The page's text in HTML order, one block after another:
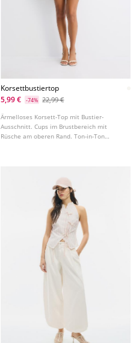
Korsettbustiertop
5,99 €
-74% 22,99 €
Ärmelloses Korsett-Top mit Bustier-
Ausschnitt. Cups im Brustbereich mit
Rüsche am oberen Rand. Ton-in-Ton